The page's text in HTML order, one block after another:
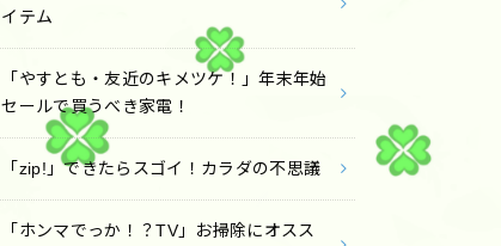
イテム
「やすとも・友近のキメツケ！」年末年始
セールで買うべき家電！
「zip!」できたらスゴイ！カラダの不思議
「ホンマでっか！？TV」お掃除にオスス